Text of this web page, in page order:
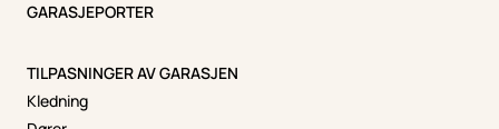
GARASJEPORTER
TILPASNINGER AV GARASJEN
Kledning